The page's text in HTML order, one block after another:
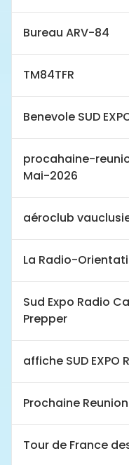
Bureau ARV-84
TM84TFR
Benevole SUD
procahaine-
Mai-2026
aéroclub
La Radio-
Sud Expo Radio
Prepper
affiche SUD EXPO
Prochaine
Tour de France